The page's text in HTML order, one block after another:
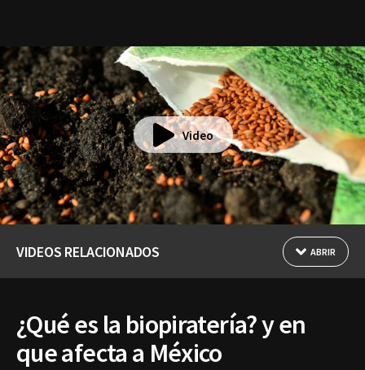
Video
VIDEOS RELACIONADOS ABRIR
¿Qué es la biopiratería? y en
que afecta a México